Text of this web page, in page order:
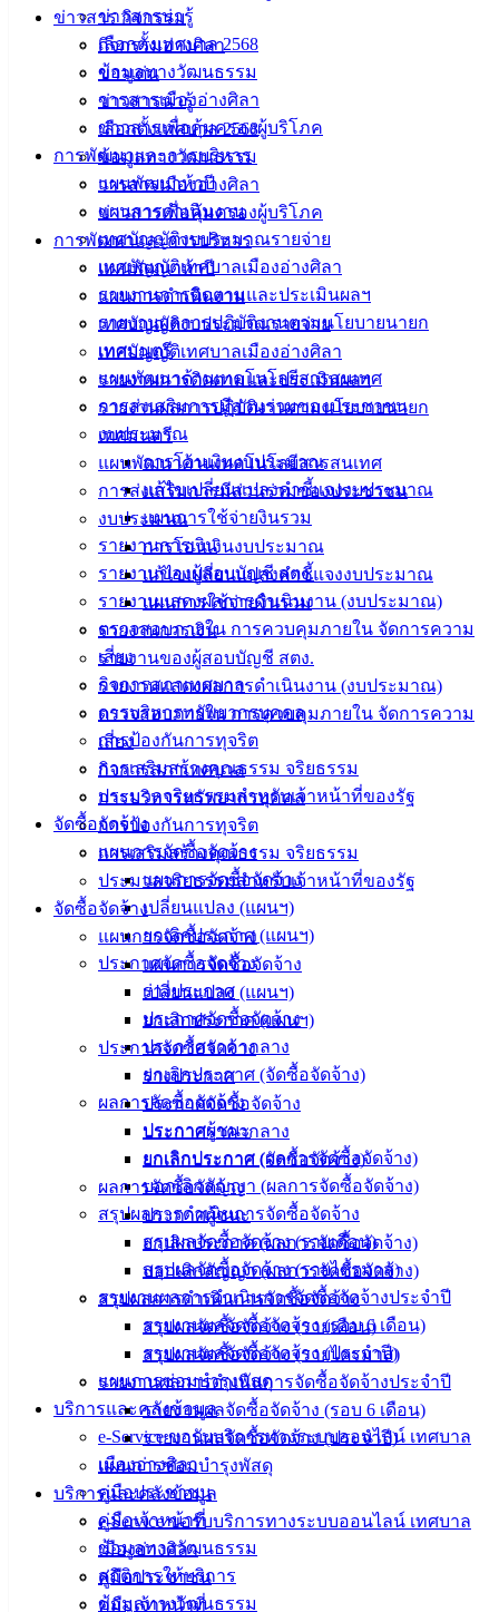
ข่าวสารน่ารู้
เลือกตั้งเทศบาล 2568
ข้อมูลทางวัฒนธรรม
วารสารเมืองอ่างศิลา
ข่าวสารเพื่อคุ้มครองผู้บริโภค
การพัฒนาและการบริหาร
แผนพัฒนาห้าปี
แผนการดำเนินงาน
เทศบัญญัติงบประมาณรายจ่าย
เทศบัญญัติเทศบาลเมืองอ่างศิลา
รายงานการติดตามและประเมินผลฯ
รายงานผลการปฏิบัติงานตามนโยบายนายก
เทศมนตรี
แผนพัฒนาด้านเทคโนโลยีสารสนเทศ
การส่งเสริมการมีส่วนร่วมของประชาชน
งบประมาณ
การโอนเงินงบประมาณ
แก้ไขเปลี่ยนแปลงคำชี้แจงงบประมาณ
แผนการใช้จ่ายงินรวม
รายงานการเงิน
รายงานของผู้สอบบัญชี สตง.
รายงานแสดงผลการดำเนินงาน (งบประมาณ)
ตรวจสอบภายใน การควบคุมภายใน จัดการความ
เสี่ยง
กิจการสภาเทศบาล
การบริหารทรัพยากรบุคคล
การป้องกันการทุจริต
การเสริมสร้างคุณธรรม จริยธรรม
ประมวลจริยธรรมสำหรับเจ้าหน้าที่ของรัฐ
จัดซื้อจัดจ้าง
แผนการจัดซื้อจัดจ้าง
แผนการจัดซื้อจัดจ้าง
เปลี่ยนแปลง (แผนฯ)
ยกเลิกประกาศ (แผนฯ)
ประกาศจัดซื้อจัดจ้าง
ร่างประกาศ
ประกาศจัดซื้อจัดจ้าง
ประกาศราคากลาง
ยกเลิกประกาศ (จัดซื้อจัดจ้าง)
ผลการจัดซื้อจัดจ้าง
ประกาศผู้ชนะ
ยกเลิกประกาศ (ผลการจัดซื้อจัดจ้าง)
บอกเลิกสัญญา (ผลการจัดซื้อจัดจ้าง)
สรุปผลการดำเนินการจัดซื้อจัดจ้าง
สรุปผลจัดซื้อจัดจ้าง (รายเดือน)
สรุปผลจัดซื้อจัดจ้าง (รายไตรมาส)
รายงานผลการดำเนินการจัดซื้อจัดจ้างประจำปี
รายงานผลจัดซื้อจัดจ้าง (รอบ 6 เดือน)
รายงานผลจัดซื้อจัดจ้าง (ประจำปี)
แผนการซ่อมบำรุงพัสดุ
บริการและคลังข้อมูล
e-Service ขอรับบริการทางระบบออนไลน์ เทศบาล
เมืองอ่างศิลา
คู่มือประชาชน
คู่มือเจ้าหน้าที่
ข้อมูลทางวัฒนธรรม
สถิติการให้บริการ
ข้อมูลทางวัฒนธรรม
ข่าวสาร กิจกรรม
กิจกรรมอ่างศิลา
ข่าวเด่น
ข่าวสารน่ารู้
เลือกตั้งเทศบาล 2568
ข้อมูลทางวัฒนธรรม
วารสารเมืองอ่างศิลา
ข่าวสารเพื่อคุ้มครองผู้บริโภค
การพัฒนาและการบริหาร
แผนพัฒนาห้าปี
แผนการดำเนินงาน
เทศบัญญัติงบประมาณรายจ่าย
เทศบัญญัติเทศบาลเมืองอ่างศิลา
รายงานการติดตามและประเมินผลฯ
รายงานผลการปฏิบัติงานตามนโยบายนายก
เทศมนตรี
แผนพัฒนาด้านเทคโนโลยีสารสนเทศ
การส่งเสริมการมีส่วนร่วมของประชาชน
งบประมาณ
การโอนเงินงบประมาณ
แก้ไขเปลี่ยนแปลงคำชี้แจงงบประมาณ
แผนการใช้จ่ายงินรวม
รายงานการเงิน
รายงานของผู้สอบบัญชี สตง.
รายงานแสดงผลการดำเนินงาน (งบประมาณ)
ตรวจสอบภายใน การควบคุมภายใน จัดการความ
เสี่ยง
กิจการสภาเทศบาล
การบริหารทรัพยากรบุคคล
การป้องกันการทุจริต
การเสริมสร้างคุณธรรม จริยธรรม
ประมวลจริยธรรมสำหรับเจ้าหน้าที่ของรัฐ
จัดซื้อจัดจ้าง
แผนการจัดซื้อจัดจ้าง
แผนการจัดซื้อจัดจ้าง
เปลี่ยนแปลง (แผนฯ)
ยกเลิกประกาศ (แผนฯ)
ประกาศจัดซื้อจัดจ้าง
ร่างประกาศ
ประกาศจัดซื้อจัดจ้าง
ประกาศราคากลาง
ยกเลิกประกาศ (จัดซื้อจัดจ้าง)
ผลการจัดซื้อจัดจ้าง
ประกาศผู้ชนะ
ยกเลิกประกาศ (ผลการจัดซื้อจัดจ้าง)
บอกเลิกสัญญา (ผลการจัดซื้อจัดจ้าง)
สรุปผลการดำเนินการจัดซื้อจัดจ้าง
สรุปผลจัดซื้อจัดจ้าง (รายเดือน)
สรุปผลจัดซื้อจัดจ้าง (รายไตรมาส)
รายงานผลการดำเนินการจัดซื้อจัดจ้างประจำปี
รายงานผลจัดซื้อจัดจ้าง (รอบ 6 เดือน)
รายงานผลจัดซื้อจัดจ้าง (ประจำปี)
แผนการซ่อมบำรุงพัสดุ
บริการและคลังข้อมูล
e-Service ขอรับบริการทางระบบออนไลน์ เทศบาล
เมืองอ่างศิลา
คู่มือประชาชน
คู่มือเจ้าหน้าที่
ประชาสัมพันธ์ประกาศกรมการปกครอง-เรื่อง-การรับฟังความ
คิดเห็นร่างกฎกระทรวง (1)ดาวน์โหลด
เทศบาล
เมืองอ่าง
สำนักงาน
เทศบาลเมือง
อ่างศิลา 90/338
ม.3 ต.เสม็ด
อ.เมือง จ.ชลบุรี
038-
142-100-104
บริการ
ประชาชน
ดาวน์โหลด
แบบ
ฟอร์ม,
เอกสาร
คู่มือ
สำหรับ
ประชาชน/
ปฏิบัติ
ข่าวสาร
ข้อมูล
ข่าวสาร
อิเล็กทรอนิกส์
ความรู้
(Knowledge
Management)
เทศบาล
สายตรง
นายก
ประวัติ
เทศบาล
ผู้บริหาร